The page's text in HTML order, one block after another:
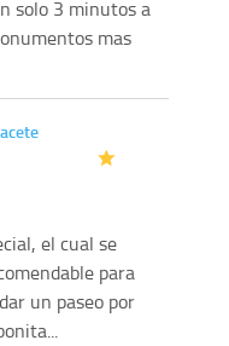
solo 3 minutos a
mas
el cual se
para
un paseo por